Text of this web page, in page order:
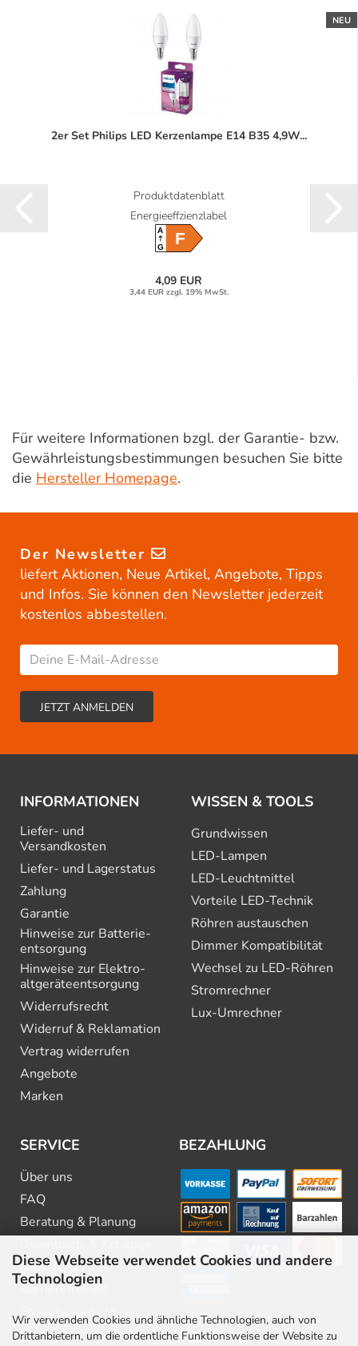
Diese Webseite verwendet Cookies und andere
Technologien
Wir verwenden Cookies und ähnliche Technologien, auch von
Drittanbietern, um die ordentliche Funktionsweise der Website zu
NEU
2er Set Philips LED Kerzenlampe E14 B35 4,9W...
Produktdatenblatt
Energieeffzienzlabel
A
GF
4,09 EUR
3,44 EUR zzgl. 19% MwSt.
Für weitere Informationen bzgl. der Garantie- bzw.
Gewährleistungsbestimmungen besuchen Sie bitte
die Hersteller Homepage.
Der Newsletter
liefert Aktionen, Neue Artikel, Angebote, Tipps
und Infos. Sie können den Newsletter jederzeit
kostenlos abbestellen.
INFORMATIONEN
Liefer- und
Versandkosten
Liefer- und Lagerstatus
Zahlung
Garantie
Hinweise zur Batterie­
entsorgung
Hinweise zur Elektro­
altgeräte­entsorgung
Widerrufsrecht
Widerruf & Reklamation
Vertrag widerrufen
Angebote
Marken
WISSEN & TOOLS
Grundwissen
LED-Lampen
LED-Leuchtmittel
Vorteile LED-Technik
Röhren austauschen
Dimmer Kompatibilität
Wechsel zu LED-Röhren
Stromrechner
Lux-Umrechner
SERVICE
Über uns
FAQ
Beratung & Planung
Newsletter
Barrierefreiheit
Stellenangebote
Kontakt
BEZAHLUNG
VERSAND